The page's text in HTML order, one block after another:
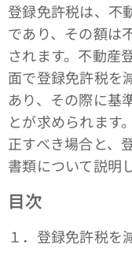
登録免許税は、不
であり、その額は
されます。不動産
面で登録免許税を
あり、その際に基
とが求められます
正すべき場合と、
書類について説明
目次
１．登録免許税を